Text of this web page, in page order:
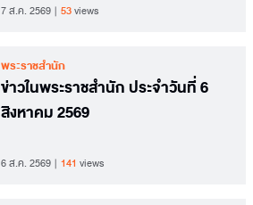
7 ส.ค. 2569 53views
พระราชสำนัก
ข่าวในพระราชสำนัก ประจำวันที่ 6
สิงหาคม 2569
6 ส.ค. 2569 141 views